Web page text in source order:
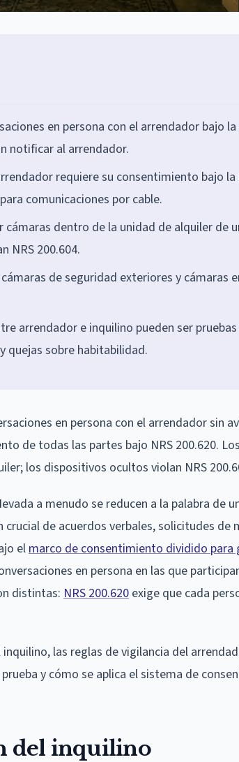
en persona con el arrendador bajo
notificar al arrendador.
requiere su consentimiento bajo
comunicaciones por cable.
dentro de la unidad de alquiler de
NRS 200.604.
de seguridad exteriores y cámaras
arrendador e inquilino pueden ser
quejas sobre habitabilidad.
en persona con el arrendador sin
de todas las partes bajo NRS 200.620.
los dispositivos ocultos violan NRS
a menudo se reducen a la palabra de
de acuerdos verbales, solicitudes de
el marco de consentimiento dividido para
en persona en las que
distintas: NRS 200.620 exige que cada
las reglas de vigilancia del
y cómo se aplica el sistema de
del inquilino